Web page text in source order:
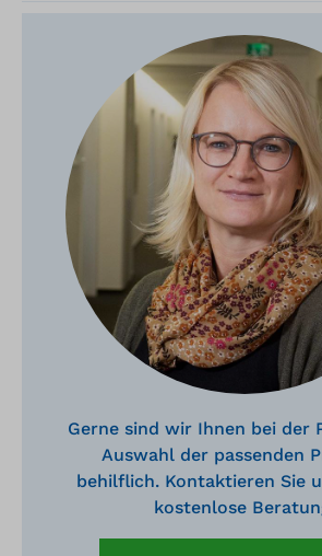
Gerne sind wir Ihnen bei der
Auswahl der passenden
behilflich. Kontaktieren Sie
kostenlose